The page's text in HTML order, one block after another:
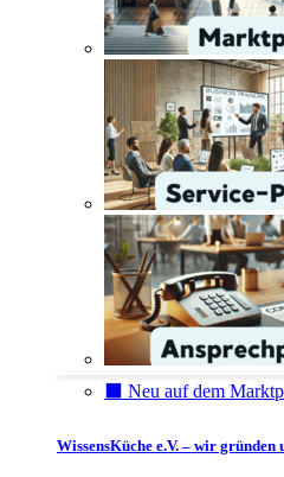
⬛️ Neu auf dem
WissensKüche e.V. – wir